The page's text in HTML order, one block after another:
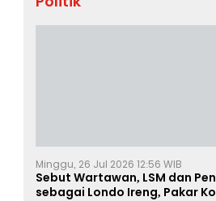
Minggu, 26 Jul 2026 12:56 WIB
Sebut Wartawan, LSM dan
sebagai Londo Ireng, Pakar